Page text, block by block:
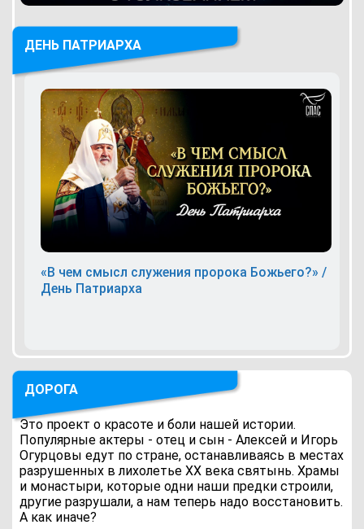
ДЕНЬ ПАТРИАРХА
«В чем смысл служения пророка Божьего?» /
День Патриарха
ДОРОГА
Это проект о красоте и боли нашей истории.
Популярные актеры - отец и сын - Алексей и Игорь
Огурцовы едут по стране, останавливаясь в местах
разрушенных в лихолетье ХХ века святынь. Храмы
и монастыри, которые одни наши предки строили,
другие разрушали, а нам теперь надо восстановить.
А как иначе?